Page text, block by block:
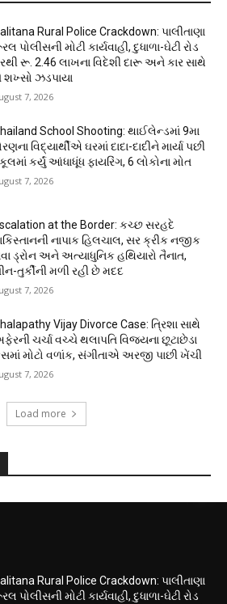
Rural Police Crackdown: પાલીતાણા
પોલીસની મોટી કાર્યવાહી, દુધાળા-ઘેટી રોડ
રૂ. 2.46 લાખના વિદેશી દારૂ અને કાર સાથે
શખ્સો ઝડપાયા
7, 2026
School Shooting: થાઈલેન્ડમાં 9મા
વિદ્યાર્થીએ ઘરમાં દાદા-દાદીને માર્યા પછી
કર્યું આંધાધૂંધ ફાયરિંગ, 6 લોકોના મોત
7, 2026
at the Border: કચ્છ સરહદે
નાપાક હિલચાલ, સર ક્રીક નજીક
ડ્રોન અને અત્યાધુનિક હથિયારો તૈનાત,
તુર્કીની મળી રહી છે મદદ
7, 2026
Vijay Divorce Case: ત્રિશા સાથે
ચર્ચા વચ્ચે થલાપતિ વિજયના છૂટાછેડા
મોટો વળાંક, સંગીતાએ અરજી પાછી ખેંચી
7, 2026
Load more
Rural Police Crackdown: પાલીતાણા
પોલીસની મોટી કાર્યવાહી, દુધાળા-ઘેટી રોડ